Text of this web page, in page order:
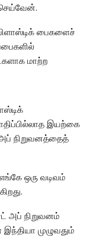
பைகளைச்
மாற்ற
இயற்கை
நிறுவனத்தைத்
ஒரு வடிவம்
அப் நிறுவனம்
முழுவதும்